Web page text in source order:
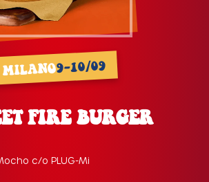
MILANO9-10/09
FIRE BURGER
c/o PLUG-Mi